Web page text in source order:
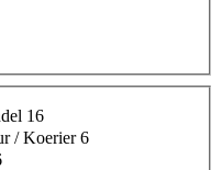
16
/ Koerier6